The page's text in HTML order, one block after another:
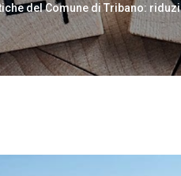
del Comune di Tribano: